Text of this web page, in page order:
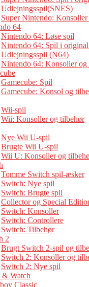
Udlejningsspil(SNES)
Super Nintendo:
64
Nintendo 64: Løse spil
Nintendo 64: Spil i
Udlejningsspil (N64)
Nintendo 64: Konsoller og
Gamecube: Spil
Gamecube: Konsol og
Wii-spil
Wii: Konsoller og tilbehør
Nye Wii U-spil
Brugte Wii U-spil
Wii U: Konsoller og
Tomme Switch spil-æsker
Switch: Nye spil
Switch: Brugte spil
Collector og Special
Switch: Konsoller
Switch: Controllere
Switch: Tilbehør
2
Brugt Switch 2-spil og
Switch 2: Konsoller og
Switch 2: Nye spil
& Watch
Classic